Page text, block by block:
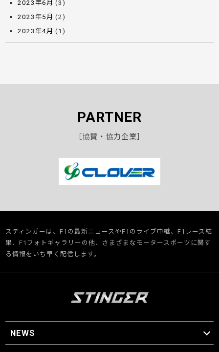
2023年6月 (3)
2023年5月 (2)
2023年4月 (1)
PARTNER
［協賛・協力企業］
スティンガーは、F1の最新ニュースやF1のライブ中継、F1レース結
果、F1フォトギャラリーの他、さまざまなモータースポーツに関す
る情報をいち早く配信します。
NEWS